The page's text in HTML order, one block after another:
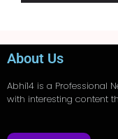
About Us
Abhi14 is a Professional
with interesting content